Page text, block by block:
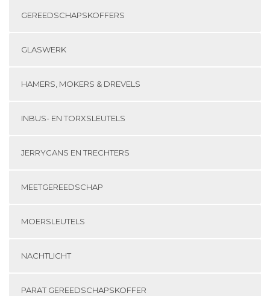
GEREEDSCHAPSKOFFERS
GLASWERK
HAMERS, MOKERS & DREVELS
INBUS- EN TORXSLEUTELS
JERRYCANS EN TRECHTERS
MEETGEREEDSCHAP
MOERSLEUTELS
NACHTLICHT
PARAT GEREEDSCHAPSKOFFER